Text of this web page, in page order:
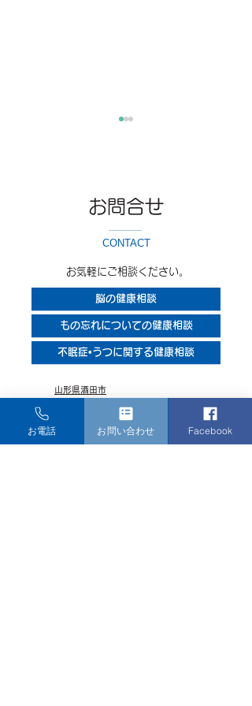
慢性硬膜下血腫は薬で治
ることもあります
お問合せ
CONTACT
お気軽にご相談ください。
脳の健康相談
もの忘れについての健康相談
不眠症•うつに関する健康相談
山形県酒田市
くろき脳神経クリニック
お電話 お問い合わせ Facebook